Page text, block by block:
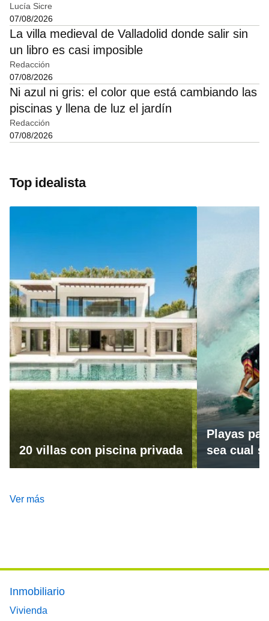
Lucía Sicre
07/08/2026
La villa medieval de Valladolid donde salir sin
un libro es casi imposible
Redacción
07/08/2026
Ni azul ni gris: el color que está cambiando las
piscinas y llena de luz el jardín
Redacción
07/08/2026
Top idealista
20 villas con piscina privada
Playas
sea cual
Ver más
Footer main menu
Inmobiliario
Vivienda